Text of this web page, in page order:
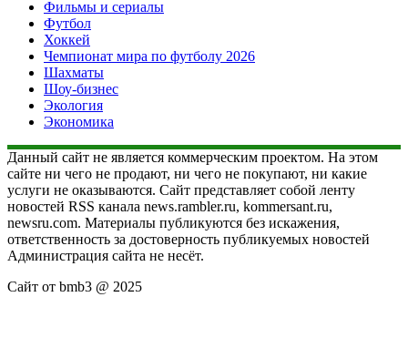
Фильмы и сериалы
Футбол
Хоккей
Чемпионат мира по футболу 2026
Шахматы
Шоу-бизнес
Экология
Экономика
Данный сайт не является коммерческим проектом. На этом
сайте ни чего не продают, ни чего не покупают, ни какие
услуги не оказываются. Сайт представляет собой ленту
новостей RSS канала news.rambler.ru, kommersant.ru,
newsru.com. Материалы публикуются без искажения,
ответственность за достоверность публикуемых новостей
Администрация сайта не несёт.
Сайт от bmb3 @ 2025